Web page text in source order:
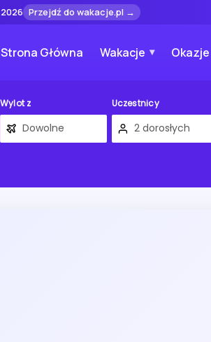
Przejdź do wakacje.pl →
Strona Główna Wakacje Okazje
Wylot z Uczestnicy